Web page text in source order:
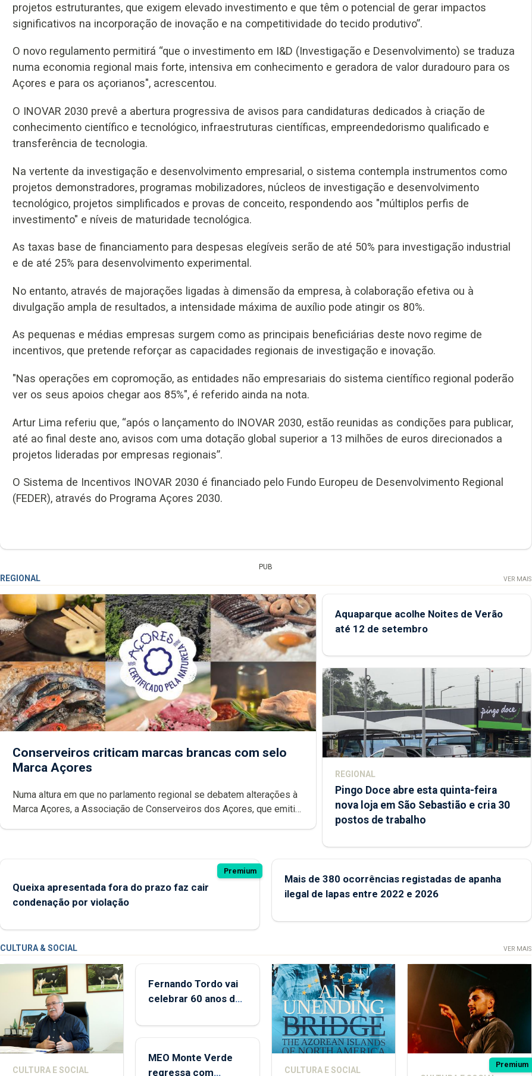
projetos estruturantes, que exigem elevado investimento e que têm o potencial de gerar impactos
significativos na incorporação de inovação e na competitividade do tecido produtivo”.
O novo regulamento permitirá “que o investimento em I&D (Investigação e Desenvolvimento) se traduza
numa economia regional mais forte, intensiva em conhecimento e geradora de valor duradouro para os
Açores e para os açorianos", acrescentou.
O INOVAR 2030 prevê a abertura progressiva de avisos para candidaturas dedicados à criação de
conhecimento científico e tecnológico, infraestruturas científicas, empreendedorismo qualificado e
transferência de tecnologia.
Na vertente da investigação e desenvolvimento empresarial, o sistema contempla instrumentos como
projetos demonstradores, programas mobilizadores, núcleos de investigação e desenvolvimento
tecnológico, projetos simplificados e provas de conceito, respondendo aos "múltiplos perfis de
investimento" e níveis de maturidade tecnológica.
As taxas base de financiamento para despesas elegíveis serão de até 50% para investigação industrial
e de até 25% para desenvolvimento experimental.
No entanto, através de majorações ligadas à dimensão da empresa, à colaboração efetiva ou à
divulgação ampla de resultados, a intensidade máxima de auxílio pode atingir os 80%.
As pequenas e médias empresas surgem como as principais beneficiárias deste novo regime de
incentivos, que pretende reforçar as capacidades regionais de investigação e inovação.
"Nas operações em copromoção, as entidades não empresariais do sistema científico regional poderão
ver os seus apoios chegar aos 85%", é referido ainda na nota.
Artur Lima referiu que, “após o lançamento do INOVAR 2030, estão reunidas as condições para publicar,
até ao final deste ano, avisos com uma dotação global superior a 13 milhões de euros direcionados a
projetos lideradas por empresas regionais”.
O Sistema de Incentivos INOVAR 2030 é financiado pelo Fundo Europeu de Desenvolvimento Regional
(FEDER), através do Programa Açores 2030.
PUB
REGIONAL VER MAIS
Conserveiros criticam marcas brancas com selo
Marca Açores
Numa altura em que no parlamento regional se debatem alterações à
Marca Açores, a Associação de Conserveiros dos Açores, que emitiu
Aquaparque acolhe Noites de Verão
até 12 de setembro
REGIONAL
Pingo Doce abre esta quinta-feira
nova loja em São Sebastião e cria 30
postos de trabalho
Premium
Queixa apresentada fora do prazo faz cair
condenação por violação
Mais de 380 ocorrências registadas de apanha
ilegal de lapas entre 2022 e 2026
CULTURA & SOCIAL VER MAIS
CULTURA E SOCIAL
Fernando Tordo vai
celebrar 60 anos de
Micaelense
MEO Monte Verde
regressa com
CULTURA E SOCIAL
Premium